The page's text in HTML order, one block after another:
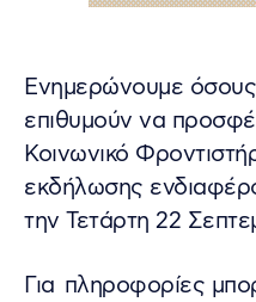
Ενημερώνουμε όσους
επιθυμούν να
Κοινωνικό
εκδήλωσης
την Τετάρτη 22
Για πληροφορίες